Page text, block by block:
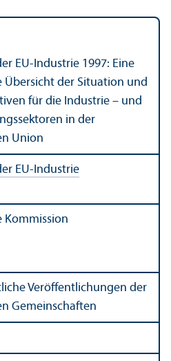
EU-Industrie 1997: Eine
Übersicht der Situation und
für die Industrie – und
in der
Union
EU-Industrie
Kommission
Veröffentlichungen der
Gemeinschaften